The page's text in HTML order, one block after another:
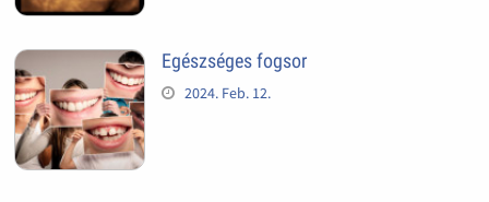
Egészséges fogsor
2024. Feb. 12.